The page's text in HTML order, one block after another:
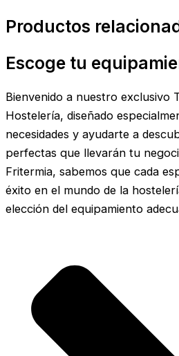
Productos
Escoge tu
Bienvenido a nuestro exclusivo
Hostelería, diseñado
necesidades y ayudarte a
perfectas que llevarán tu
Fritermia, sabemos que cada
éxito en el mundo de la
elección del equipamiento